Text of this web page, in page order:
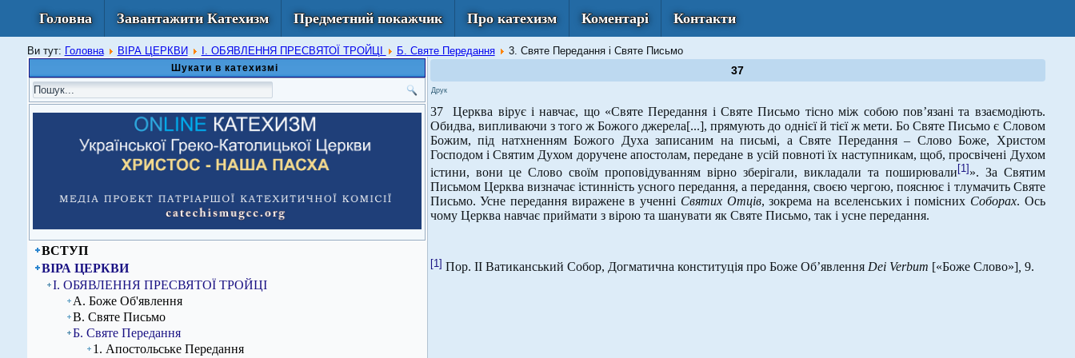
Головна Завантажити Катехизм Предметний покажчик Про катехизм Коментарі Контакти
Ви тут: Головна ВІРА ЦЕРКВИ I. ОБЯВЛЕННЯ ПРЕСВЯТОЇ ТРОЙЦІ Б. Святе Передання 3. Святе Передання і Святе Письмо
Шукати в катехизмі
ВСТУП
ВІРА ЦЕРКВИ
I. ОБЯВЛЕННЯ ПРЕСВЯТОЇ ТРОЙЦІ
А. Боже Об'явлення
В. Святе Письмо
Б. Святе Передання
1. Апостольське Передання
37
Друк
37 Церква вірує і навчає, що «Святе Передання і Святе Письмо тісно між собою пов’язані та взаємодіють.
Обидва, випливаючи з того ж Божого джерела[...], прямують до однієї й тієї ж мети. Бо Святе Письмо є Словом
Божим, під натхненням Божого Духа записаним на письмі, а Святе Передання – Слово Боже, Христом
Господом і Святим Духом доручене апостолам, передане в усій повноті їх наступникам, щоб, просвічені Духом
істини, вони це Слово своїм проповідуванням вірно зберігали, викладали та поширювали [1] ». Зa Святим
Письмом Церква визначає істинність усного передання, а передання, своєю чергою, пояснює і тлумачить Святе
Письмо. Усне передання виражене в ученні Святих Отців, зокрема на вселенських і помісних Соборах. Ось
чому Церква навчає приймати з вірою та шанувати як Святе Письмо, так і усне передання.
[1] Пор. ІІ Ватиканський Собор, Догматична конституція про Боже Об’явлення Dei Verbum [«Боже Слово»], 9.